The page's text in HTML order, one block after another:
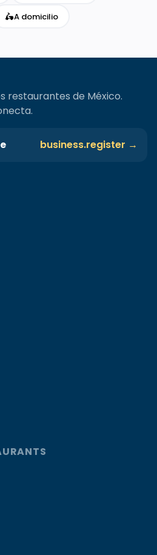
🛵A domicilio
restaurantes de México.
business.register →